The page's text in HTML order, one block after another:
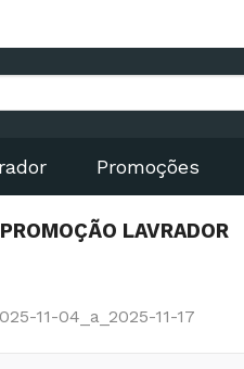
Promoções
LAVRADOR
11-04_a_2025-11-17